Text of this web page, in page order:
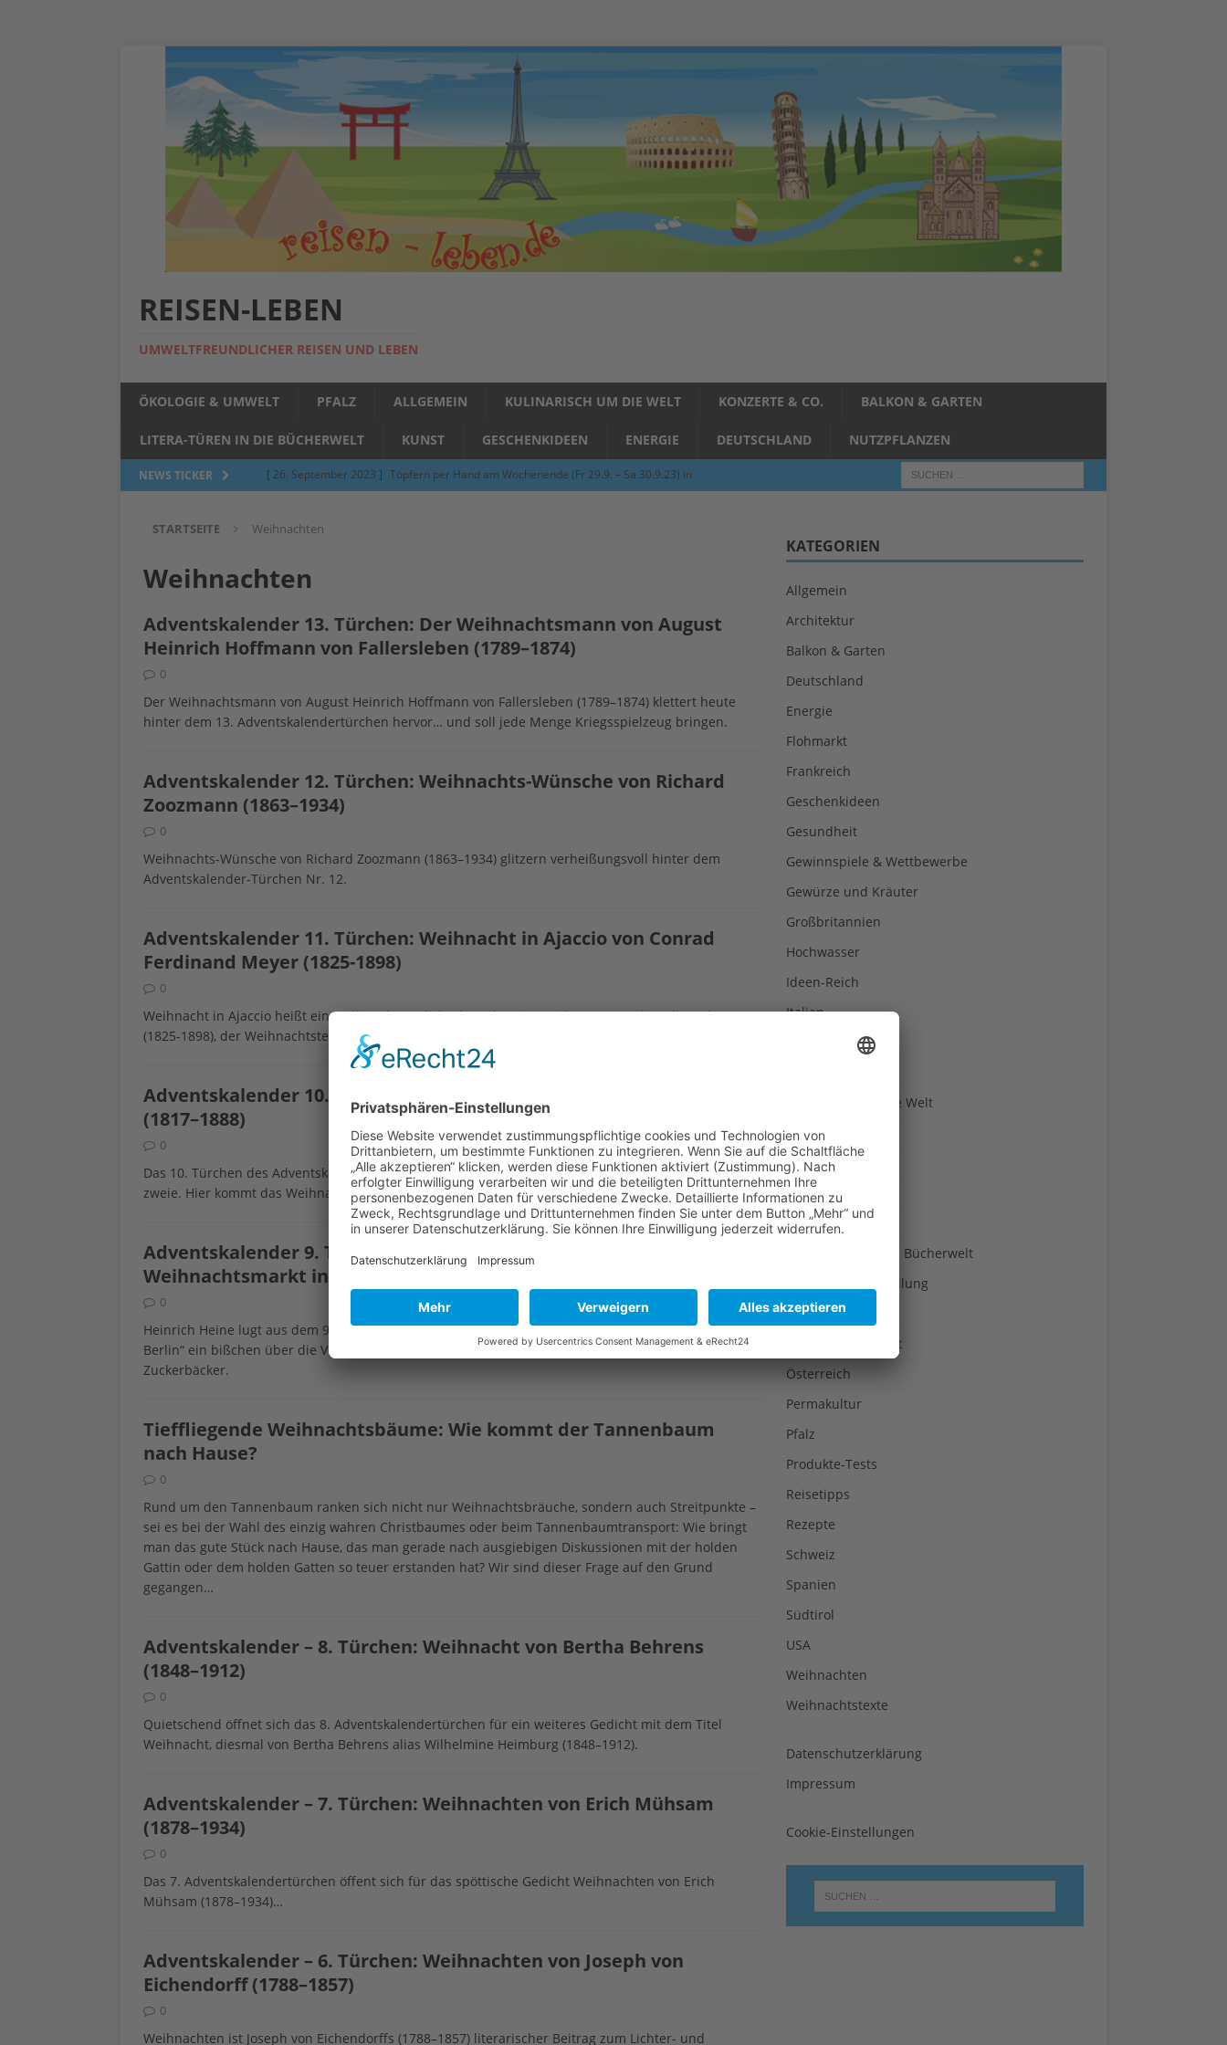
REISEN-LEBEN
UMWELTFREUNDLICHER REISEN UND LEBEN
ÖKOLOGIE & UMWELT PFALZ ALLGEMEIN KULINARISCH UM DIE WELT KONZERTE & CO. BALKON & GARTEN
LITERA-TÜREN IN DIE BÜCHERWELT KUNST GESCHENKIDEEN ENERGIE DEUTSCHLAND NUTZPFLANZEN
NEWS TICKER [ 26. September 2023 ] Töpfern per Hand am Wochenende (Fr 29.9. – Sa 30.9.23) in
[ 5. Juni 2023 ]
[ 24. März 2023 ] Töpfern per Hand am Abend in Limburgerhof
ALLGEMEIN
Spenden für Erdbebenhilfe in Syrien und der Türkei
Jucken auf acht Beinen…
GESUNDHEIT
STARTSEITE Weihnachten
Weihnachten
Adventskalender 13. Türchen: Der Weihnachtsmann von August
Heinrich Hoffmann von Fallersleben (1789–1874)
0
Der Weihnachtsmann von August Heinrich Hoffmann von Fallersleben (1789–1874) klettert heute
hinter dem 13. Adventskalendertürchen hervor… und soll jede Menge Kriegsspielzeug bringen.
Adventskalender 12. Türchen: Weihnachts-Wünsche von Richard
Zoozmann (1863–1934)
0
Weihnachts-Wünsche von Richard Zoozmann (1863–1934) glitzern verheißungsvoll hinter dem
Adventskalender-Türchen Nr. 12.
Adventskalender 11. Türchen: Weihnacht in Ajaccio von Conrad
Ferdinand Meyer (1825-1898)
0
Weihnacht in Ajaccio heißt ein Weihnachtsgedicht des schweizer Dichters Conrad Ferdinand Meyer
(1825-1898), der Weihnachtstext hinter dem 11. Türchen.
Adventskalender 10. Türchen: Weihnachtslied von Theodor Storm
(1817–1888)
0
Das 10. Türchen des Adventskalenders habe ich gestern glatt vergessen – dafür gibts heute gleich
zweie. Hier kommt das Weihnachtslied von Theodor Storm (1817–1888).
Adventskalender 9. Türchen: Heinrich Heine (1797-1856) über den
Weihnachtsmarkt in Berlin im Jahr 1821
0
Heinrich Heine lugt aus dem 9. Adventskalendertürchen hervor und lästert in seinen „Briefen aus
Berlin“ ein bißchen über die Vorweihnachtszeit des Jahres 1821, den Weihnachtsmarkt und die
Zuckerbäcker.
Tieffliegende Weihnachtsbäume: Wie kommt der Tannenbaum
nach Hause?
0
Rund um den Tannenbaum ranken sich nicht nur Weihnachtsbräuche, sondern auch Streitpunkte –
sei es bei der Wahl des einzig wahren Christbaumes oder beim Tannenbaumtransport: Wie bringt
man das gute Stück nach Hause, das man gerade nach ausgiebigen Diskussionen mit der holden
Gattin oder dem holden Gatten so teuer erstanden hat? Wir sind dieser Frage auf den Grund
gegangen…
Adventskalender – 8. Türchen: Weihnacht von Bertha Behrens
(1848–1912)
0
Quietschend öffnet sich das 8. Adventskalendertürchen für ein weiteres Gedicht mit dem Titel
Weihnacht, diesmal von Bertha Behrens alias Wilhelmine Heimburg (1848–1912).
Adventskalender – 7. Türchen: Weihnachten von Erich Mühsam
(1878–1934)
0
Das 7. Adventskalendertürchen öffent sich für das spöttische Gedicht Weihnachten von Erich
Mühsam (1878–1934)…
Adventskalender – 6. Türchen: Weihnachten von Joseph von
Eichendorff (1788–1857)
0
Weihnachten ist Joseph von Eichendorffs (1788–1857) literarischer Beitrag zum Lichter- und
KATEGORIEN
Allgemein
Architektur
Balkon & Garten
Deutschland
Energie
Flohmarkt
Frankreich
Geschenkideen
Gesundheit
Gewinnspiele & Wettbewerbe
Gewürze und Kräuter
Großbritannien
Hochwasser
Ideen-Reich
Italien
Kulinarisch um die Welt
Kultur
Kunst
Kuriositäten
Lexikon
Litera-Türen in die Bücherwelt
Museum & Ausstellung
Nutzpflanzen
Ökologie & Umwelt
Österreich
Permakultur
Pfalz
Produkte-Tests
Reisetipps
Rezepte
Schweiz
Spanien
Südtirol
USA
Weihnachten
Weihnachtstexte
Datenschutzerklärung
Impressum
Cookie-Einstellungen